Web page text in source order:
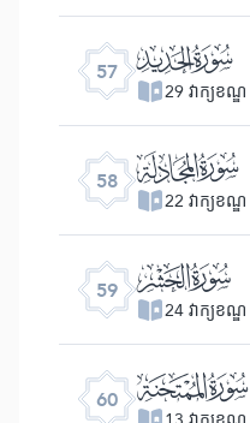
57 ﯦ
29 វាក្យខណ្ឌ
58 ﯧ
22 វាក្យខណ្ឌ
59 ﯨ
24 វាក្យខណ្ឌ
60 ﯩ